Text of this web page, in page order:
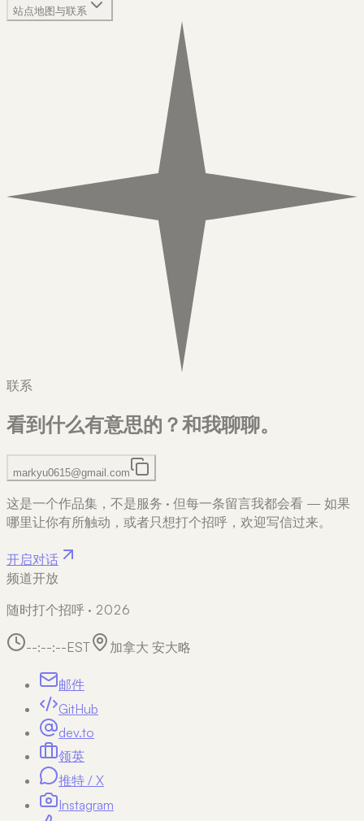
站点地图与联系
联系
看到什么有意思的？和我聊聊。
markyu0615@gmail.com
这是一个作品集，不是服务 · 但每一条留言我都会看 — 如果
哪里让你有所触动，或者只想打个招呼，欢迎写信过来。
开启对话
频道开放
随时打个招呼 · 2026
--:--:--EST 加拿大 安大略
邮件
GitHub
dev.to
领英
推特 / X
Instagram